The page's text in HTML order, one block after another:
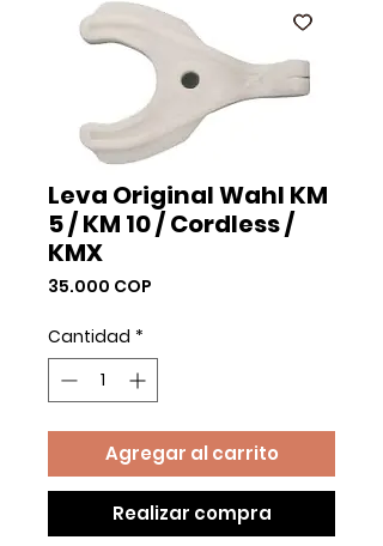
Leva Original Wahl KM
5 / KM 10 / Cordless /
KMX
35.000 COP
Cantidad *
Agregar al carrito
Realizar compra